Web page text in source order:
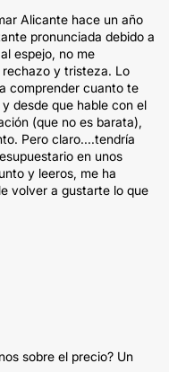
Alicante hace un año
pronunciada debido a
espejo, no me
y tristeza. Lo
comprender cuanto te
desde que hable con el
(que no es barata),
Pero claro....tendría
en unos
y leeros, me ha
volver a gustarte lo que
sobre el precio? Un